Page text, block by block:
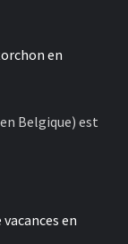
en
Belgique) est
en